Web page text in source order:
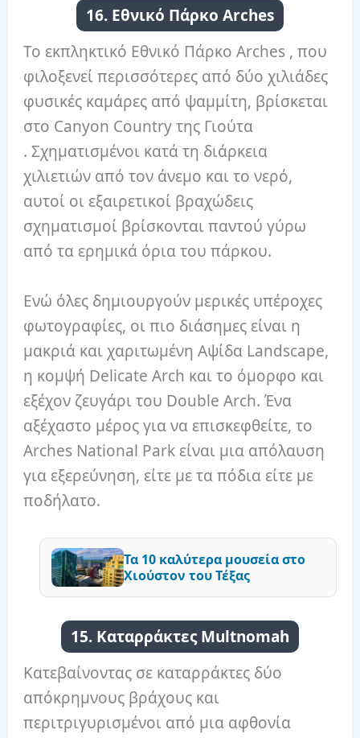
16. Εθνικό Πάρκο Arches
Το εκπληκτικό Εθνικό Πάρκο Arches , που
φιλοξενεί περισσότερες από δύο χιλιάδες
φυσικές καμάρες από ψαμμίτη, βρίσκεται
στο Canyon Country της Γιούτα
. Σχηματισμένοι κατά τη διάρκεια
χιλιετιών από τον άνεμο και το νερό,
αυτοί οι εξαιρετικοί βραχώδεις
σχηματισμοί βρίσκονται παντού γύρω
από τα ερημικά όρια του πάρκου.
Ενώ όλες δημιουργούν μερικές υπέροχες
φωτογραφίες, οι πιο διάσημες είναι η
μακριά και χαριτωμένη Αψίδα Landscape,
η κομψή Delicate Arch και το όμορφο και
εξέχον ζευγάρι του Double Arch. Ένα
αξέχαστο μέρος για να επισκεφθείτε, το
Arches National Park είναι μια απόλαυση
για εξερεύνηση, είτε με τα πόδια είτε με
ποδήλατο.
Τα 10 καλύτερα μουσεία στο
Χιούστον του Τέξας
15. Καταρράκτες Multnomah
Κατεβαίνοντας σε καταρράκτες δύο
απόκρημνους βράχους και
περιτριγυρισμένοι από μια αφθονία